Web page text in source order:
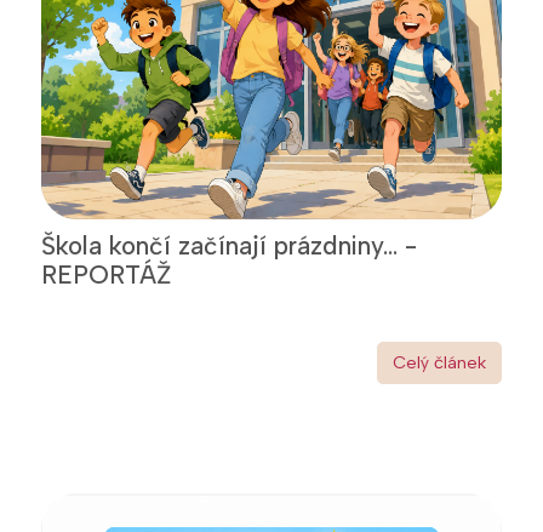
Škola končí začínají prázdniny... -
REPORTÁŽ
Celý článek